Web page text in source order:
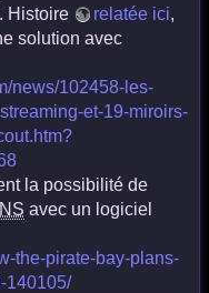
Histoire
relatée ici,
solution avec
news/102458-les-
et-19-miroirs-
la possibilité de
avec un logiciel
the-pirate-bay-plans-
140105/